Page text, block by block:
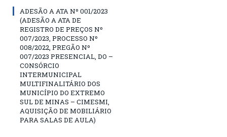
ADESÃO A ATA Nº 001/2023
(ADESÃO A ATA DE
REGISTRO DE PREÇOS Nº
007/2023, PROCESSO Nº
008/2022, PREGÃO Nº
007/2023 PRESENCIAL, DO –
CONSÓRCIO
INTERMUNICIPAL
MULTIFINALITÁRIO DOS
MUNICÍPIO DO EXTREMO
SUL DE MINAS – CIMESMI,
AQUISIÇÃO DE MOBILIÁRIO
PARA SALAS DE AULA)